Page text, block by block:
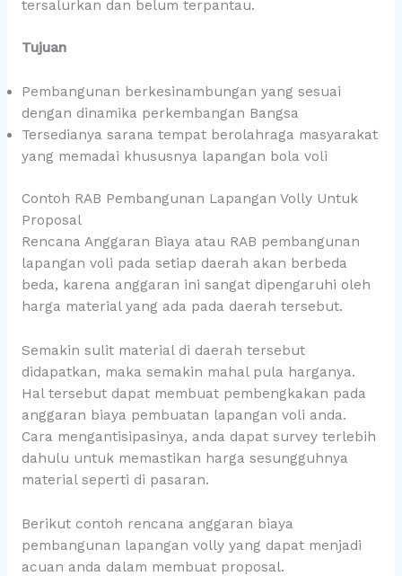
tersalurkan dan belum terpantau.
Tujuan
Pembangunan berkesinambungan yang sesuai
dengan dinamika perkembangan Bangsa
Tersedianya sarana tempat berolahraga masyarakat
yang memadai khususnya lapangan bola voli
Contoh RAB Pembangunan Lapangan Volly Untuk
Proposal
Rencana Anggaran Biaya atau RAB pembangunan
lapangan voli pada setiap daerah akan berbeda
beda, karena anggaran ini sangat dipengaruhi oleh
harga material yang ada pada daerah tersebut.
Semakin sulit material di daerah tersebut
didapatkan, maka semakin mahal pula harganya.
Hal tersebut dapat membuat pembengkakan pada
anggaran biaya pembuatan lapangan voli anda.
Cara mengantisipasinya, anda dapat survey terlebih
dahulu untuk memastikan harga sesungguhnya
material seperti di pasaran.
Berikut contoh rencana anggaran biaya
pembangunan lapangan volly yang dapat menjadi
acuan anda dalam membuat proposal.